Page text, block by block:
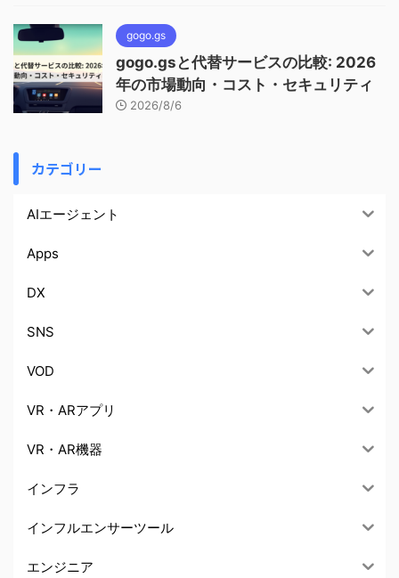
gogo.gs
gogo.gsと代替サービスの比較: 2026
年の市場動向・コスト・セキュリティ
2026/8/6
カテゴリー
AIエージェント
Apps
DX
SNS
VOD
VR・ARアプリ
VR・AR機器
インフラ
インフルエンサーツール
エンジニア